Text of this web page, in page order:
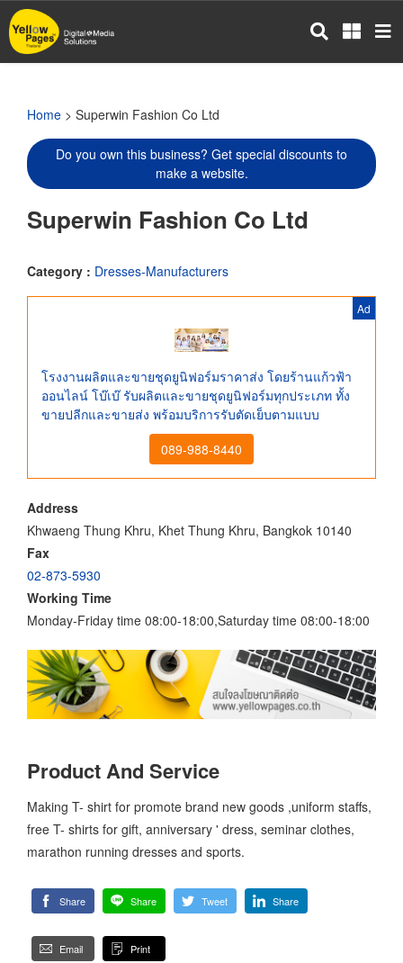
Skip
to
main
Home > Superwin Fashion Co Ltd
Do you own this business? Get special discounts to
make a website.
Superwin Fashion Co Ltd
Category : Dresses-Manufacturers
Ad
โรงงานผลิตและขายชุดยูนิฟอร์มราคาส่ง โดยร้านแก้วฟ้า
ออนไลน์ โบ๊เบ๊ รับผลิตและขายชุดยูนิฟอร์มทุกประเภท ทั้ง
ขายปลีกและขายส่ง พร้อมบริการรับตัดเย็บตามแบบ
089-988-8440
Address
Khwaeng Thung Khru, Khet Thung Khru, Bangkok 10140
Fax
02-873-5930
Working Time
Monday-Friday time 08:00-18:00,Saturday time 08:00-18:00
Product And Service
Making T- shirt for promote brand new goods ,uniform staffs,
free T- shirts for gift, anniversary ' dress, seminar clothes,
marathon running dresses and sports.
Share Share Tweet Share
Email Print